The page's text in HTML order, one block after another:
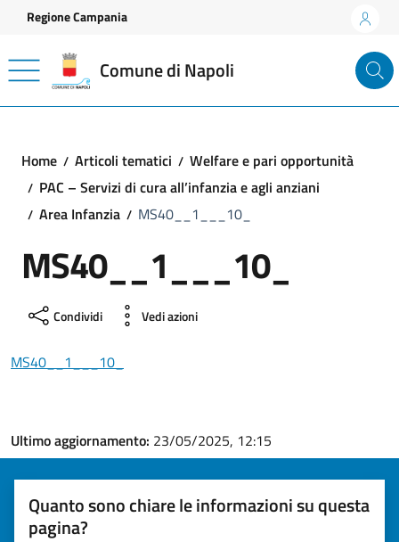
Vai ai contenuti
Vai al footer
Regione Campania
Comune di Napoli
Home Articoli tematici
Welfare e pari opportunità
PAC – Servizi di cura all’infanzia e agli anziani
Area Infanzia
MS40__1___10_
MS40__1___10_
Condividi Vedi azioni
MS40__1___10_
Ultimo aggiornamento: 23/05/2025, 12:15
Quanto sono chiare le informazioni su questa
pagina?